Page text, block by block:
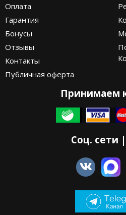
Оплата
Гарантия
Бонусы
Отзывы
Контакты
Публичная оферта
Принимаем
Соц. сети